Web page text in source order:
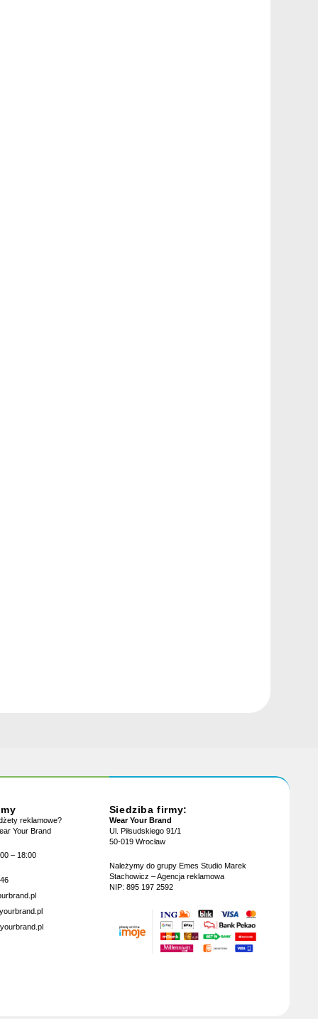
reklamowe?
Your Brand
– 18:00
Siedziba firmy:
Wear Your Brand
Ul. Piłsudskiego 91/1
50-019 Wrocław
Należymy do grupy Emes Studio Marek
Stachowicz – Agencja reklamowa
NIP: 895 197 2592